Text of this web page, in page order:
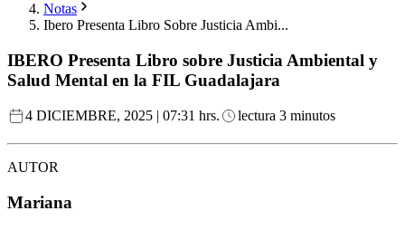
Notas
Ibero Presenta Libro Sobre Justicia Ambi...
IBERO Presenta Libro sobre Justicia Ambiental y
Salud Mental en la FIL Guadalajara
4 DICIEMBRE, 2025 | 07:31 hrs. lectura 3 minutos
AUTOR
Mariana